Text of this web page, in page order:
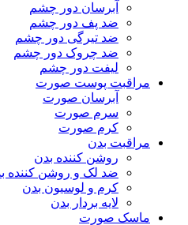
آبرسان دور چشم
ضد پف دور چشم
ضد تیرگی دور چشم
ضد چروک دور چشم
لیفت دور چشم
مراقبت پوست صورت
آبرسان صورت
سرم صورت
کرم صورت
مراقبت بدن
روشن کننده بدن
ضد لک و روشن کننده
کرم و لوسیون بدن
لایه بردار بدن
ماسک صورت